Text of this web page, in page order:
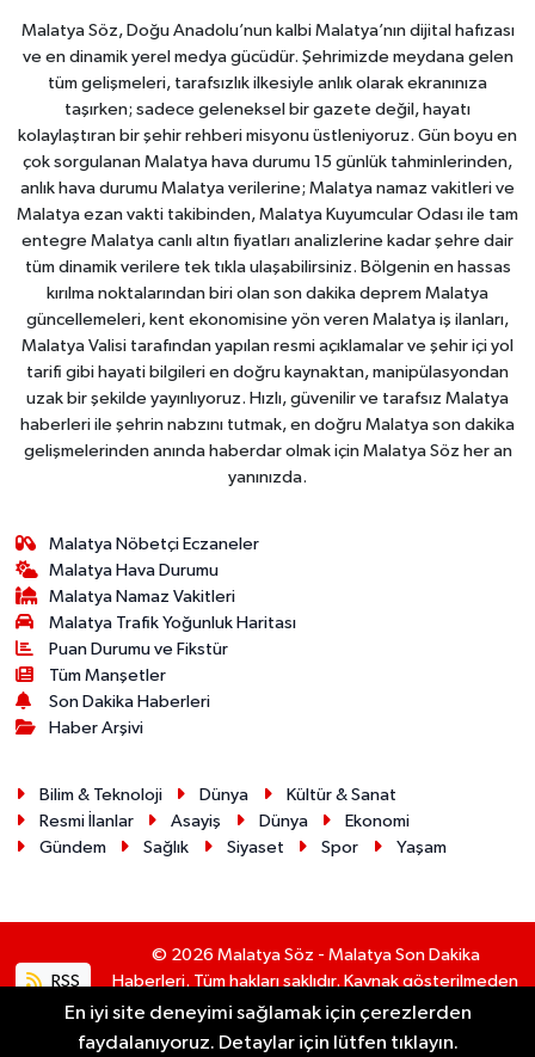
Malatya Söz, Doğu Anadolu’nun kalbi Malatya’nın dijital hafızası
ve en dinamik yerel medya gücüdür. Şehrimizde meydana gelen
tüm gelişmeleri, tarafsızlık ilkesiyle anlık olarak ekranınıza
taşırken; sadece geleneksel bir gazete değil, hayatı
kolaylaştıran bir şehir rehberi misyonu üstleniyoruz. Gün boyu en
çok sorgulanan Malatya hava durumu 15 günlük tahminlerinden,
anlık hava durumu Malatya verilerine; Malatya namaz vakitleri ve
Malatya ezan vakti takibinden, Malatya Kuyumcular Odası ile tam
entegre Malatya canlı altın fiyatları analizlerine kadar şehre dair
tüm dinamik verilere tek tıkla ulaşabilirsiniz. Bölgenin en hassas
kırılma noktalarından biri olan son dakika deprem Malatya
güncellemeleri, kent ekonomisine yön veren Malatya iş ilanları,
Malatya Valisi tarafından yapılan resmi açıklamalar ve şehir içi yol
tarifi gibi hayati bilgileri en doğru kaynaktan, manipülasyondan
uzak bir şekilde yayınlıyoruz. Hızlı, güvenilir ve tarafsız Malatya
haberleri ile şehrin nabzını tutmak, en doğru Malatya son dakika
gelişmelerinden anında haberdar olmak için Malatya Söz her an
yanınızda.
Malatya Nöbetçi Eczaneler
Malatya Hava Durumu
Malatya Namaz Vakitleri
Malatya Trafik Yoğunluk Haritası
Puan Durumu ve Fikstür
Tüm Manşetler
Son Dakika Haberleri
Haber Arşivi
Bilim & Teknoloji Dünya
Kültür & Sanat
Resmi İlanlar
Asayiş Dünya
Ekonomi
Gündem
Sağlık Siyaset Spor Yaşam
RSS
© 2026 Malatya Söz - Malatya Son Dakika
Haberleri. Tüm hakları saklıdır. Kaynak gösterilmeden
alıntı yapılamaz.
En iyi site deneyimi sağlamak için çerezlerden
faydalanıyoruz. Detaylar için lütfen tıklayın.